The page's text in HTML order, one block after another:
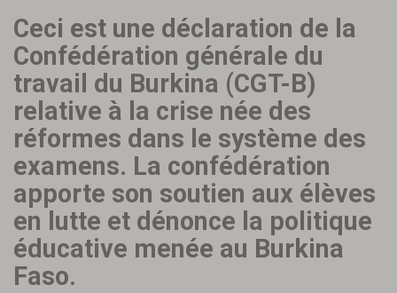
Ceci est une déclaration de la
Confédération générale du
travail du Burkina (CGT-B)
relative à la crise née des
réformes dans le système des
examens. La confédération
apporte son soutien aux élèves
en lutte et dénonce la politique
éducative menée au Burkina
Faso.